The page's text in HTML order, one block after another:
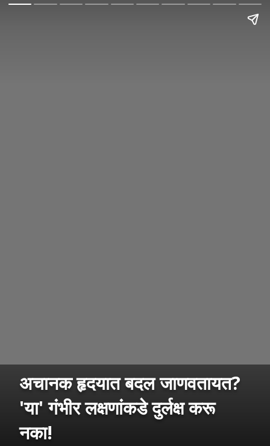
अचानक हृदयात बदल जाणवतायत?
'या' गंभीर लक्षणांकडे दुर्लक्ष करू
नका!